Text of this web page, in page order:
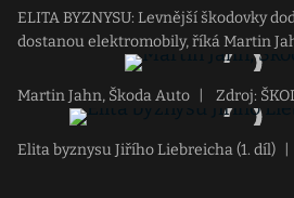
ELITA BYZNYSU: Levnější škodovky
dostanou elektromobily, říká Martin
Martin Jahn, Škoda Auto Zdroj:
Elita byznysu Jiřího Liebreicha (1. díl)